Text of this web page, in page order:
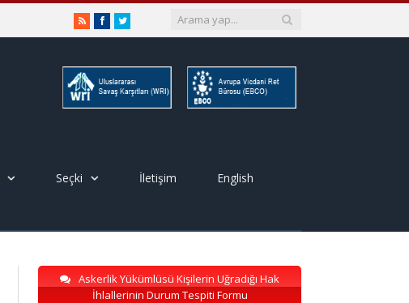
RSSFacebookTwitter
Seçki İletişim English
Askerlik Yükümlüsü Kişilerin Uğradığı Hak
İhlallerinin Durum Tespiti Formu